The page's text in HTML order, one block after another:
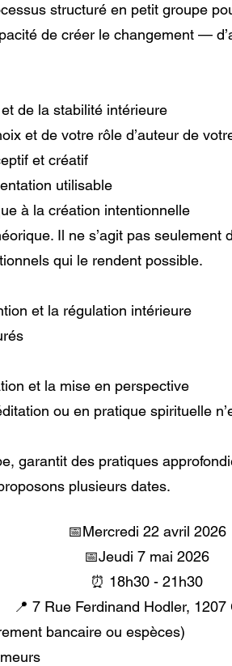
structuré en petit groupe
de créer le changement —
de la stabilité intérieure
et de votre rôle d’auteur de
et créatif
utilisable
à la création intentionnelle
Il ne s’agit pas
qui le rendent possible.
et la régulation intérieure
et la mise en perspective
ou en pratique spirituelle
garantit des pratiques
plusieurs dates.
📅Mercredi 22 avril 2026
📅Jeudi 7 mai 2026
⏰ 18h30 - 21h30
📍 7 Rue Ferdinand Hodler, 1207
bancaire ou espèces)